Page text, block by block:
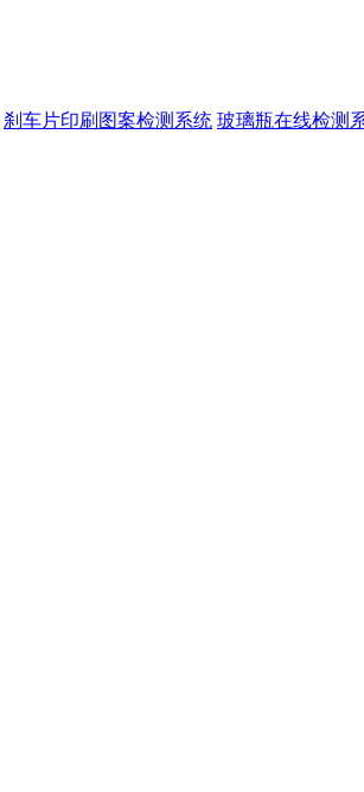
刹车片印刷图案检测系统 玻璃瓶在线检测